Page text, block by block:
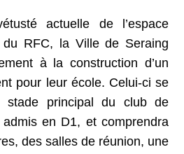
actuelle de l’espace
RFC, la Ville de Seraing
à la construction d’un
pour leur école. Celui-ci se
principal du club de
en D1, et comprendra
des salles de réunion, une